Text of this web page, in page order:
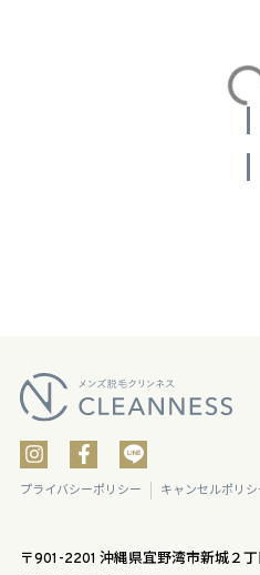
プライバシーポリシー キャンセルポリシ
〒901-2201 沖縄県宜野湾市新城２